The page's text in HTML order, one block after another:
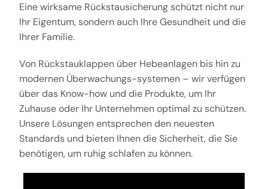
Eine wirksame Rückstausicherung schützt nicht nur
Ihr Eigentum, sondern auch Ihre Gesundheit und die
Ihrer Familie.
Von Rückstauklappen über Hebeanlagen bis hin zu
modernen Überwachungs-systemen – wir verfügen
über das Know-how und die Produkte, um Ihr
Zuhause oder Ihr Unternehmen optimal zu schützen.
Unsere Lösungen entsprechen den neuesten
Standards und bieten Ihnen die Sicherheit, die Sie
benötigen, um ruhig schlafen zu können.